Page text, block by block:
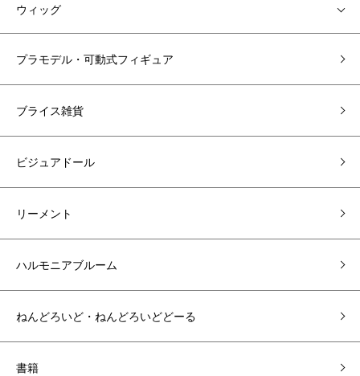
ウィッグ
プラモデル・可動式フィギュア
ブライス雑貨
ビジュアドール
リーメント
ハルモニアブルーム
ねんどろいど・ねんどろいどどーる
書籍